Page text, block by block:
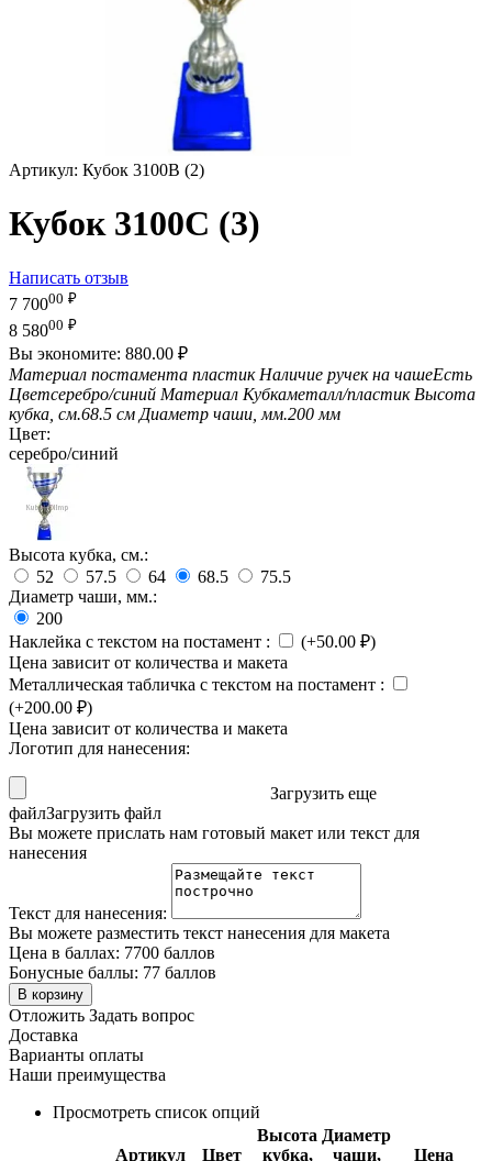
Артикул: Кубок 3100B (2)
Кубок 3100C (3)
Написать отзыв
7 70000 ₽
8 58000 ₽
Вы экономите: 880.00 ₽
Материал постамента пластик Наличие ручек на чашеЕсть
Цветсеребро/синий Материал Кубкаметалл/пластик Высота
кубка, см.68.5 см Диаметр чаши, мм.200 мм
Цвет:
серебро/синий
Высота кубка, см.:
52
57.5 64 68.5
75.5
Диаметр чаши, мм.:
200
Наклейка с текстом на постамент : (+50.00 ₽)
Цена зависит от количества и макета
Металлическая табличка с текстом на постамент :
(+200.00 ₽)
Цена зависит от количества и макета
Логотип для нанесения:
Загрузить еще
файлЗагрузить файл
Вы можете прислать нам готовый макет или текст для
нанесения
Текст для нанесения:
Вы можете разместить текст нанесения для макета
Цена в баллах: 7700 баллов
Бонусные баллы: 77 баллов
В корзину
Отложить Задать вопрос
Доставка
Варианты оплаты
Наши преимущества
Просмотреть список опций
Артикул Цвет
Высота
кубка,
Диаметр
чаши,
Цена